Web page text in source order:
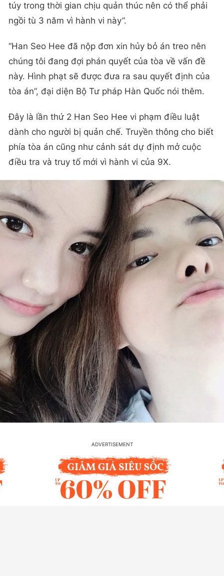
túy trong thời gian chịu quản thúc nên có thể phải
ngồi tù 3 năm vì hành vi này”.
“Han Seo Hee đã nộp đơn xin hủy bỏ án treo nên
chúng tôi đang đợi phán quyết của tòa về vấn đề
này. Hình phạt sẽ được đưa ra sau quyết định của
tòa án”, đại diện Bộ Tư pháp Hàn Quốc nói thêm.
Đây là lần thứ 2 Han Seo Hee vi phạm điều luật
dành cho người bị quản chế. Truyền thông cho biết
phía tòa án cũng như cảnh sát dự định mở cuộc
điều tra và truy tố mới vì hành vi của 9X.